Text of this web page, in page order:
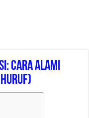
Cara Alami
Huruf)